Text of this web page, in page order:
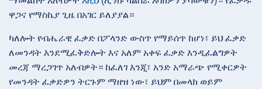
ዋጋና የማስኬያ ጊዜ በአገር ይለያያል።
ካለሎት የብሔራዊ ፈቃድ በፖላንድ ውስጥ የማይሰጥ ከሆነ፣ ይህ ፈቃድ
ለመንዳት እንደሚፈቅድሎት እና አለም አቀፍ ፈቃድ እንዲፈልግዎት
መረጃ ማረጋገጥ አለብዎት። ከፈለገ እንጂ፣ አንድ አማራጭ የሚቀርዎት
የመንዳት ፈቃድዎን ትርጉም ማዘዝ ነው፣ ይህም በመላክ ወይም